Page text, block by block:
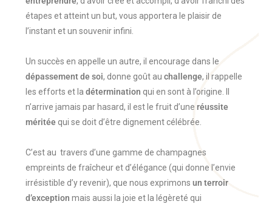
étapes et atteint un but, vous apportera le plaisir de
l’instant et un souvenir infini.
Un succès en appelle un autre, il encourage dans le
dépassement de soi, donne goût auchallenge, il rappelle
les efforts et ladétermination qui en sont à l’origine. Il
n’arrive jamais par hasard, il est le fruit d’uneréussite
méritée qui se doit d’être dignement célébrée.
C’est au travers d’une gamme de champagnes
empreints de fraîcheur et d’élégance (qui donne l’envie
irrésistible d’y revenir), que nous exprimonsun terroir
d’exception mais aussi la joie et la légèreté qui